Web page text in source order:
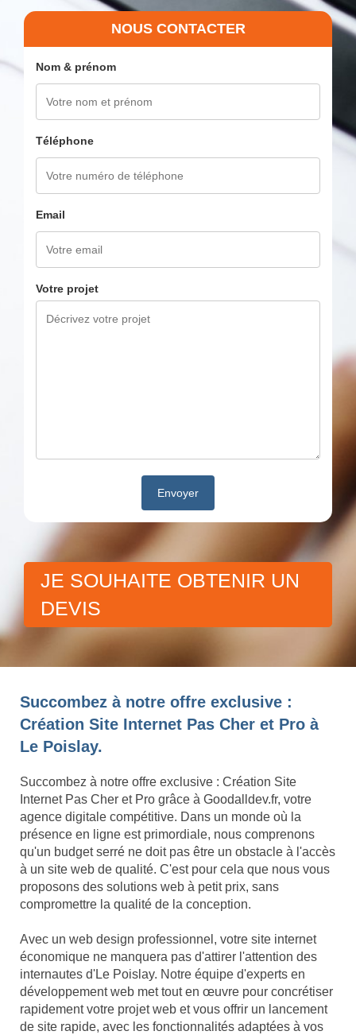
NOUS CONTACTER
Nom & prénom
Téléphone
Email
Votre projet
JE SOUHAITE OBTENIR UN
DEVIS
Succombez à notre offre exclusive :
Création Site Internet Pas Cher et Pro à
Le Poislay.
Succombez à notre offre exclusive : Création Site
Internet Pas Cher et Pro grâce à Goodalldev.fr, votre
agence digitale compétitive. Dans un monde où la
présence en ligne est primordiale, nous comprenons
qu'un budget serré ne doit pas être un obstacle à l'accès
à un site web de qualité. C'est pour cela que nous vous
proposons des solutions web à petit prix, sans
compromettre la qualité de la conception.
Avec un web design professionnel, votre site internet
économique ne manquera pas d'attirer l'attention des
internautes d'Le Poislay. Notre équipe d'experts en
développement web met tout en œuvre pour concrétiser
rapidement votre projet web et vous offrir un lancement
de site rapide, avec les fonctionnalités adaptées à vos